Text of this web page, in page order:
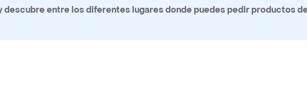
entre los diferentes lugares donde puedes pedir productos